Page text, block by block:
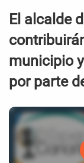
El alcalde
municipio
por parte